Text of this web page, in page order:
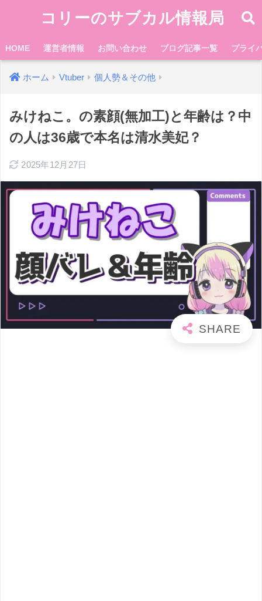
コリーのサブカル情報局
HOME 運営者情報 お問い合わせ ブログ記事一覧 プライ
ホーム Vtuber 個人勢＆その他
みけねこ。の素顔(無加工)と年齢は？中
の人は36歳で本名は清水美妃？
2025年12月27日